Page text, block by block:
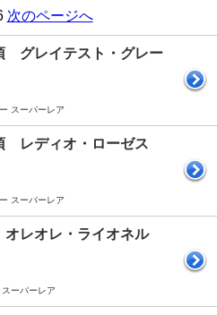
次のページへ
グレイテスト・グレー
スーパーレア
レディオ・ローゼス
スーパーレア
レオレ・ライオネル
ーパーレア